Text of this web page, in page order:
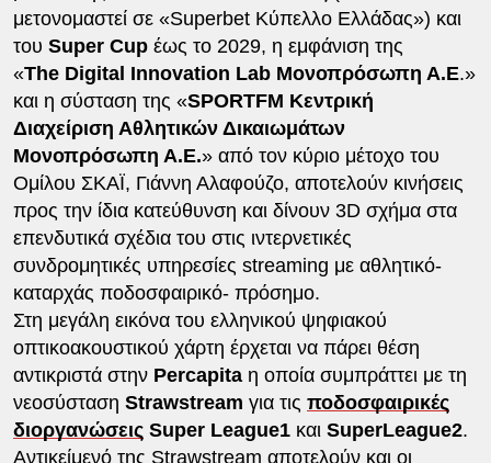
μετονομαστεί σε «Superbet Κύπελλο Ελλάδας») και
του Super Cupέως το 2029, η εμφάνιση της
«The Digital Innovation Lab Μονοπρόσωπη Α.Ε.»
και η σύσταση της «SPORTFM Κεντρική
Διαχείριση Αθλητικών Δικαιωμάτων
Μονοπρόσωπη Α.Ε.» από τον κύριο μέτοχο του
Ομίλου ΣΚΑΪ, Γιάννη Αλαφούζο, αποτελούν κινήσεις
προς την ίδια κατεύθυνση και δίνουν 3D σχήμα στα
επενδυτικά σχέδια του στις ιντερνετικές
συνδρομητικές υπηρεσίες streaming με αθλητικό-
καταρχάς ποδοσφαιρικό- πρόσημο.
Στη μεγάλη εικόνα του ελληνικού ψηφιακού
οπτικοακουστικού χάρτη έρχεται να πάρει θέση
αντικριστά στην Percapitaη οποία συμπράττει με τη
νεοσύσταση Strawstream για τις ποδοσφαιρικές
διοργανώσεις Super League1και SuperLeague2.
Αντικείμενό της Strawstream αποτελούν και οι